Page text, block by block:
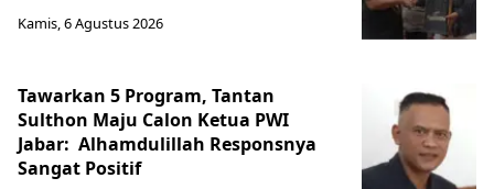
Kamis, 6 Agustus 2026
Tawarkan 5 Program, Tantan
Sulthon Maju Calon Ketua PWI
Jabar: Alhamdulillah Responsnya
Sangat Positif